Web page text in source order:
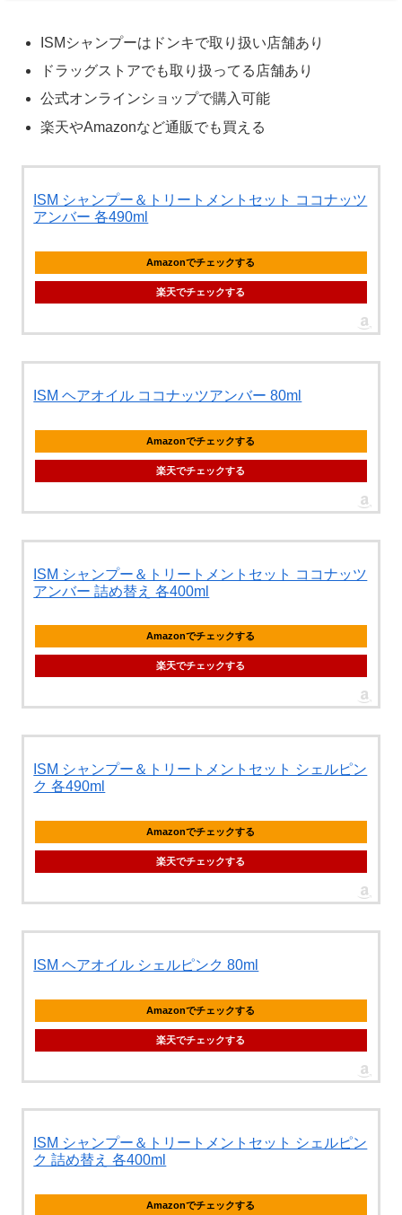
ISMシャンプーはドンキで取り扱い店舗あり
ドラッグストアでも取り扱ってる店舗あり
公式オンラインショップで購入可能
楽天やAmazonなど通販でも買える
ISM シャンプー＆トリートメントセット ココナッツ
アンバー 各490ml
Amazonでチェックする
楽天でチェックする
ISM ヘアオイル ココナッツアンバー 80ml
Amazonでチェックする
楽天でチェックする
ISM シャンプー＆トリートメントセット ココナッツ
アンバー 詰め替え 各400ml
Amazonでチェックする
楽天でチェックする
ISM シャンプー＆トリートメントセット シェルピン
ク 各490ml
Amazonでチェックする
楽天でチェックする
ISM ヘアオイル シェルピンク 80ml
Amazonでチェックする
楽天でチェックする
ISM シャンプー＆トリートメントセット シェルピン
ク 詰め替え 各400ml
Amazonでチェックする